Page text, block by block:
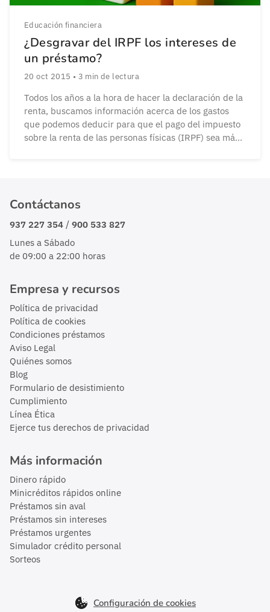
Educación financiera
¿Desgravar del IRPF los intereses de
un préstamo?
20 oct 2015 • 3 min de lectura
Todos los años a la hora de hacer la declaración de la
renta, buscamos información acerca de los gastos
que podemos deducir para que el pago del impuesto
sobre la renta de las personas físicas (IRPF) sea más
Contáctanos
937 227 354 / 900 533 827
Lunes a Sábado
de 09:00 a 22:00 horas
Empresa y recursos
Política de privacidad
Política de cookies
Condiciones préstamos
Aviso Legal
Quiénes somos
Blog
Formulario de desistimiento
Cumplimiento
Línea Ética
Ejerce tus derechos de privacidad
Más información
Dinero rápido
Minicréditos rápidos online
Préstamos sin aval
Préstamos sin intereses
Préstamos urgentes
Simulador crédito personal
Sorteos
Configuración de cookies